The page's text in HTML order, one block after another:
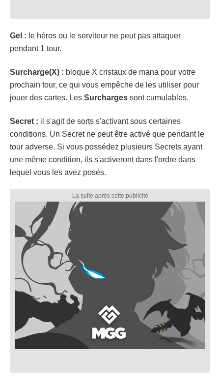
Gel : le héros ou le serviteur ne peut pas attaquer
pendant 1 tour.
Surcharge(X) : bloque X cristaux de mana pour votre
prochain tour, ce qui vous empêche de les utiliser pour
jouer des cartes. Les Surcharges sont cumulables.
Secret : il s'agit de sorts s'activant sous certaines
conditions. Un Secret ne peut être activé que pendant le
tour adverse. Si vous possédez plusieurs Secrets ayant
une même condition, ils s'activeront dans l'ordre dans
lequel vous les avez posés.